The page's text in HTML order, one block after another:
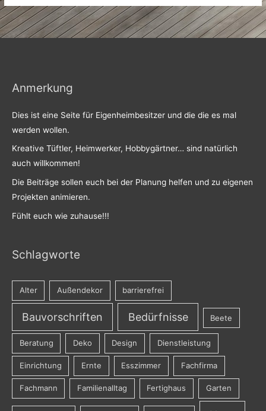
Anmerkung
Dies ist eine Seite für Eigenheimbesitzer und die die es mal
werden wollen.
Kreative Tüftler, Heimwerker, Hobbygärtner… sind natürlich
auch willkommen!
Die Beiträge sollen euch bei der Planung helfen und zu eigenen
Projekten animieren.
Fühlt euch wie zuhause!!!
Schlagworte
Alter Außendekor barrierefrei
Bauvorschriften Bedürfnisse Beete
Beratung Deko Design Dienstleistung
Einrichtung Ernte Esszimmer Fachfirma
Fachmann Familienalltag Fertighaus Garten